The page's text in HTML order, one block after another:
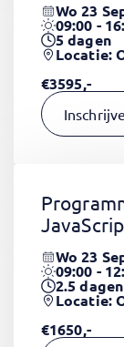
Wo 23
09:00 -
5dagen
Locatie:
€3595,-
Wo 23
09:00 -
2.5dagen
Locatie:
€1650,-